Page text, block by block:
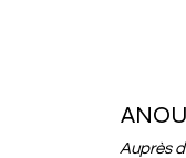
Auprès